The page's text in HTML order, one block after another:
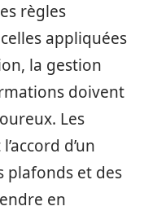
règles
appliquées
la gestion
doivent
Les
d’un
plafonds et des
en